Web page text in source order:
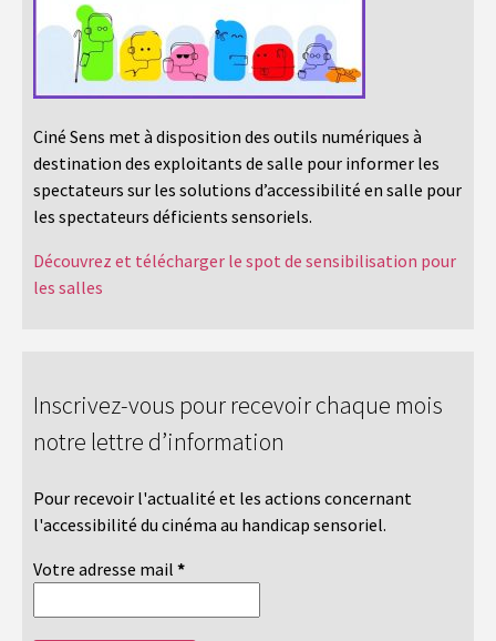
Ciné Sens met à disposition des outils numériques à
destination des exploitants de salle pour informer les
spectateurs sur les solutions d’accessibilité en salle pour
les spectateurs déficients sensoriels.
Découvrez et télécharger le spot de sensibilisation pour
les salles
Inscrivez-vous pour recevoir chaque mois
notre lettre d’information
Pour recevoir l'actualité et les actions concernant
l'accessibilité du cinéma au handicap sensoriel.
Votre adresse mail *